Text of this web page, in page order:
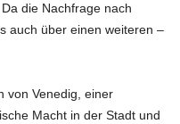
die Nachfrage nach
auch über einen weiteren –
von Venedig, einer
Macht in der Stadt und